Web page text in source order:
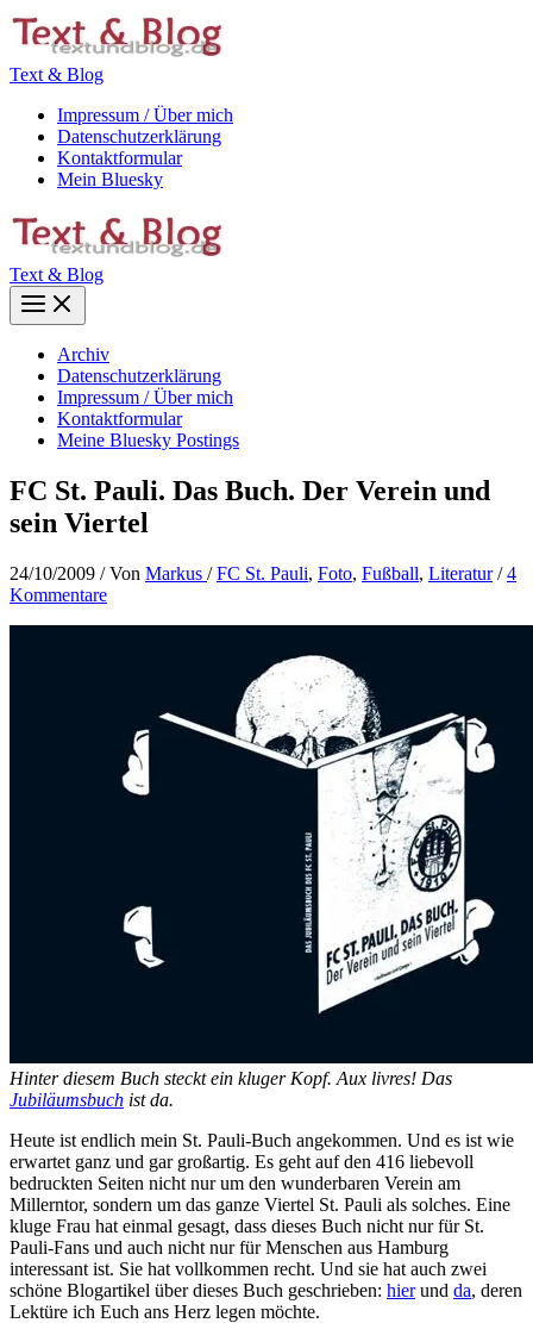
Zum
Inhalt
Text & Blog
Impressum / Über mich
Datenschutzerklärung
Kontaktformular
Mein Bluesky
Text & Blog
Main
Menu
Archiv
Datenschutzerklärung
Impressum / Über mich
Kontaktformular
Meine Bluesky Postings
FC St. Pauli. Das Buch. Der Verein und
sein Viertel
24/10/2009 / Von Markus /FC St. Pauli, Foto, Fußball, Literatur/4
Kommentare
Hinter diesem Buch steckt ein kluger Kopf. Aux livres! Das
Jubiläumsbuch ist da.
Heute ist endlich mein St. Pauli-Buch angekommen. Und es ist wie
erwartet ganz und gar großartig. Es geht auf den 416 liebevoll
bedruckten Seiten nicht nur um den wunderbaren Verein am
Millerntor, sondern um das ganze Viertel St. Pauli als solches. Eine
kluge Frau hat einmal gesagt, dass dieses Buch nicht nur für St.
Pauli-Fans und auch nicht nur für Menschen aus Hamburg
interessant ist. Sie hat vollkommen recht. Und sie hat auch zwei
schöne Blogartikel über dieses Buch geschrieben: hierund da, deren
Lektüre ich Euch ans Herz legen möchte.